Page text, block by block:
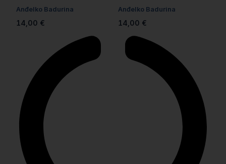
Anđelko Badurina
14,00 €
Anđelko Badurina
14,00 €